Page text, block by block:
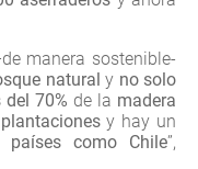
manera sostenible-
natural y no solo
del 70% de la madera
plantacionesy hay un
como Chile”,